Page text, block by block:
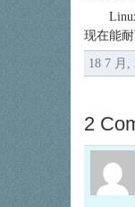
现在能
18 7 月,
2